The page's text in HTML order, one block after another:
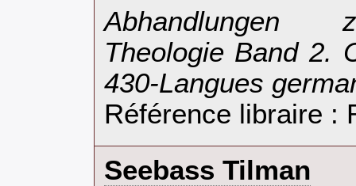
‎Abhandlungen
Theologie Band 2.
430-Langues
Référence libraire :
‎Seebass Tilman‎